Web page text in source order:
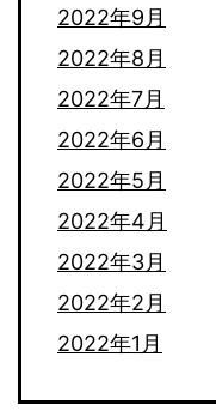
2022年9月
2022年8月
2022年7月
2022年6月
2022年5月
2022年4月
2022年3月
2022年2月
2022年1月